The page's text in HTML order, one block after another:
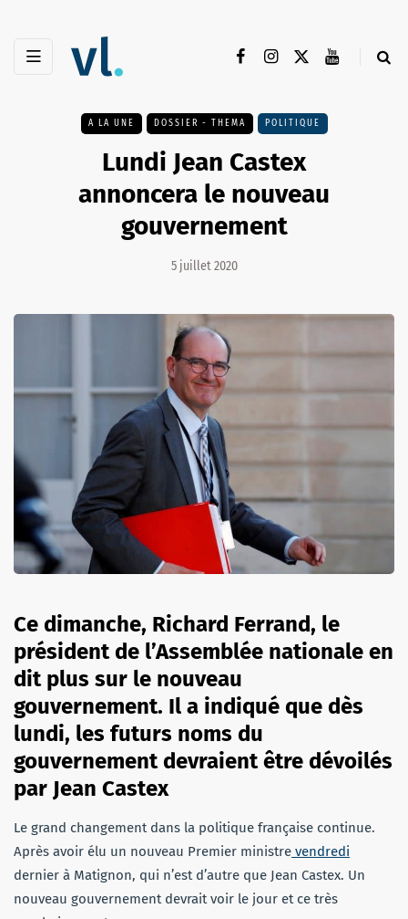
A LA UNE DOSSIER - THEMA POLITIQUE
Lundi Jean Castex
annoncera le nouveau
gouvernement
5 juillet 2020
Ce dimanche, Richard Ferrand, le
président de l’Assemblée nationale en
dit plus sur le nouveau
gouvernement. Il a indiqué que dès
lundi, les futurs noms du
gouvernement devraient être dévoilés
par Jean Castex
Le grand changement dans la politique française continue.
Après avoir élu un nouveau Premier ministre vendredi
dernier à Matignon, qui n’est d’autre que Jean Castex. Un
nouveau gouvernement devrait voir le jour et ce très